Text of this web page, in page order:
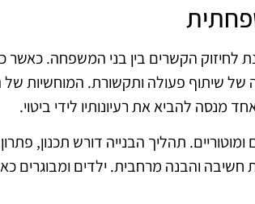
לחיזוק הקשרים בין בני המשפחה. כאשר
שיתוף פעולה ותקשורת. המוחשיות של
להביא את רעיונותיו לידי ביטוי.
ומוטוריים. תהליך הבנייה דורש תכנון,
חשיבה והבנה מרחבית. ילדים ומבוגרים